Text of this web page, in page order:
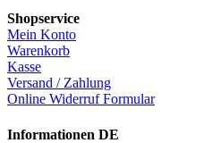
Shopservice
Mein Konto
Warenkorb
Kasse
Versand / Zahlung
Online Widerruf Formular
Informationen DE